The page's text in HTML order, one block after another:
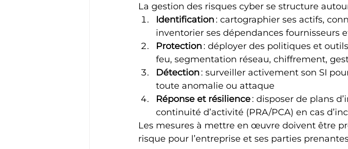
La gestion des risques cyber se structure
Identification : cartographier ses actifs,
inventorier ses dépendances fournisseurs
Protection : déployer des politiques et
feu, segmentation réseau, chiffrement,
Détection : surveiller activement son SI
toute anomalie ou attaque
Réponse et résilience : disposer de plans
continuité d’activité (PRA/PCA) en cas
Les mesures à mettre en œuvre doivent être
risque pour l’entreprise et ses parties